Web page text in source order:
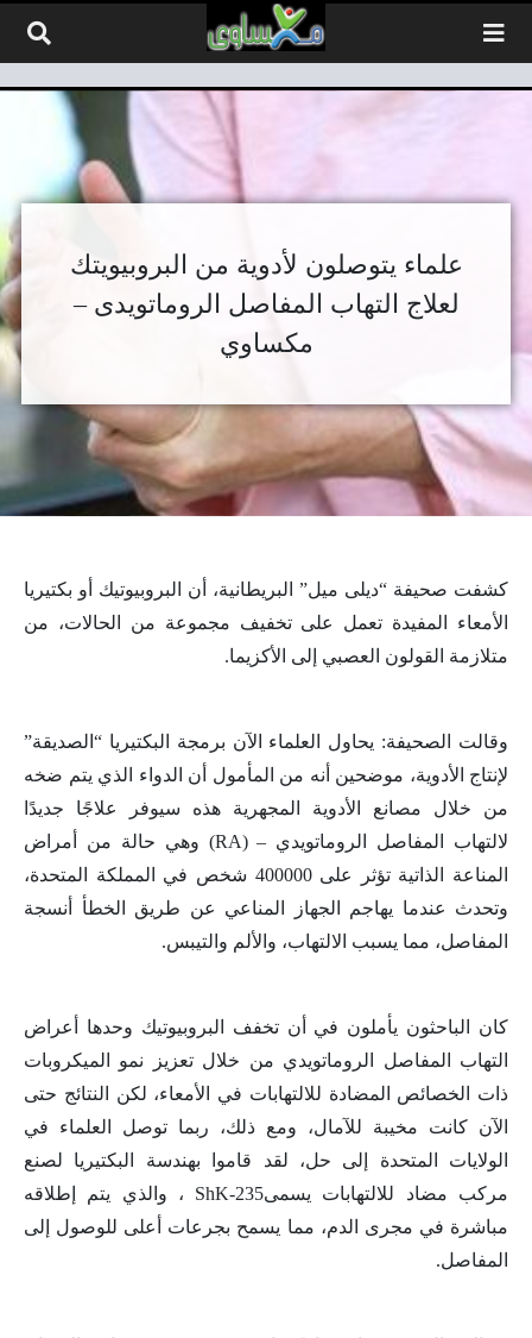
علماء يتوصلون لأدوية من البروبيويتك
لعلاج التهاب المفاصل الروماتويدى –
مكساوي
كشفت صحيفة “ديلى ميل” البريطانية، أن البروبيوتيك أو بكتيريا
الأمعاء المفيدة تعمل على تخفيف مجموعة من الحالات، من
متلازمة القولون العصبي إلى الأكزيما.
وقالت الصحيفة: يحاول العلماء الآن برمجة البكتيريا “الصديقة”
لإنتاج الأدوية، موضحين أنه من المأمول أن الدواء الذي يتم ضخه
من خلال مصانع الأدوية المجهرية هذه سيوفر علاجًا جديدًا
لالتهاب المفاصل الروماتويدي (RA) – وهي حالة من أمراض
المناعة الذاتية تؤثر على 400000 شخص في المملكة المتحدة،
وتحدث عندما يهاجم الجهاز المناعي عن طريق الخطأ أنسجة
المفاصل، مما يسبب الالتهاب، والألم والتيبس.
كان الباحثون يأملون في أن تخفف البروبيوتيك وحدها أعراض
التهاب المفاصل الروماتويدي من خلال تعزيز نمو الميكروبات
ذات الخصائص المضادة للالتهابات في الأمعاء، لكن النتائج حتى
الآن كانت مخيبة للآمال، ومع ذلك، ربما توصل العلماء في
الولايات المتحدة إلى حل، لقد قاموا بهندسة البكتيريا لصنع
مركب مضاد للالتهابات يسمىShK-235 ، والذي يتم إطلاقه
مباشرة في مجرى الدم، مما يسمح بجرعات أعلى للوصول إلى
المفاصل.